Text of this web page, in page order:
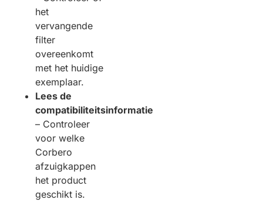
het
vervangende
filter
overeenkomt
met het huidige
exemplaar.
Lees de
compatibiliteitsinformatie
– Controleer
voor welke
Corbero
afzuigkappen
het product
geschikt is.